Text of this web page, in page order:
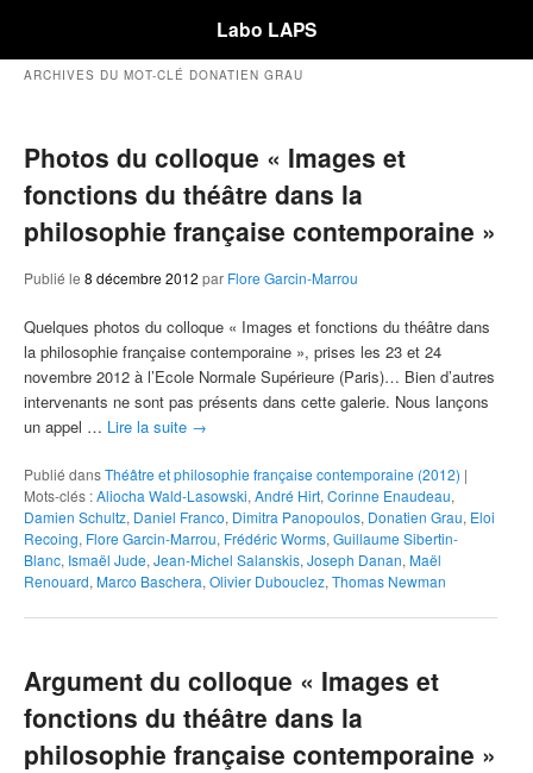
Labo LAPS
ARCHIVES DU MOT-CLÉ DONATIEN GRAU
Photos du colloque « Images et
fonctions du théâtre dans la
philosophie française contemporaine »
Publié le 8 décembre 2012 par Flore Garcin-Marrou
Quelques photos du colloque « Images et fonctions du théâtre dans
la philosophie française contemporaine », prises les 23 et 24
novembre 2012 à l’Ecole Normale Supérieure (Paris)… Bien d’autres
intervenants ne sont pas présents dans cette galerie. Nous lançons
un appel … Lire la suite →
Publié dansThéâtre et philosophie française contemporaine (2012) |
Mots-clés :Aliocha Wald-Lasowski, André Hirt, Corinne Enaudeau,
Damien Schultz, Daniel Franco, Dimitra Panopoulos, Donatien Grau, Eloi
Recoing, Flore Garcin-Marrou, Frédéric Worms, Guillaume Sibertin-
Blanc, Ismaël Jude, Jean-Michel Salanskis, Joseph Danan, Maël
Renouard, Marco Baschera, Olivier Dubouclez, Thomas Newman
Argument du colloque « Images et
fonctions du théâtre dans la
philosophie française contemporaine »